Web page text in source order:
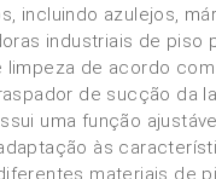
incluindo azulejos,
industriais de piso
limpeza de acordo
de sucção da
uma função
às
materiais de